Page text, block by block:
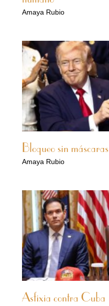
Amaya Rubio
Bloqueo sin máscaras
Amaya Rubio
Asfixia contra Cuba